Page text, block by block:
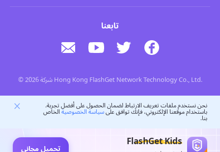
FlashGet Kids تحميل مجاني
تابعنا
© 2026 شركة Hong Kong FlashGet Network Technology Co., Ltd.
نحن نستخدم ملفات تعريف الارتباط لضمان الحصول على أفضل تجربة.
باستخدام موقعنا الإلكتروني، فإنك توافق علىسياسة الخصوصيةالخاص بنا.